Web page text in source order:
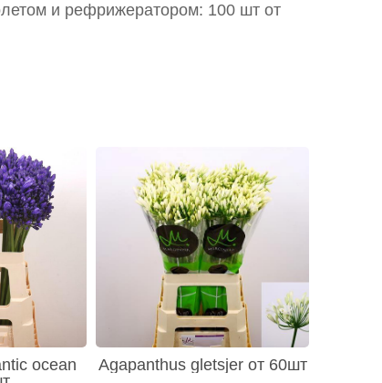
и рефрижератором: 100 шт от
ocean
Agapanthus gletsjer от 60шт